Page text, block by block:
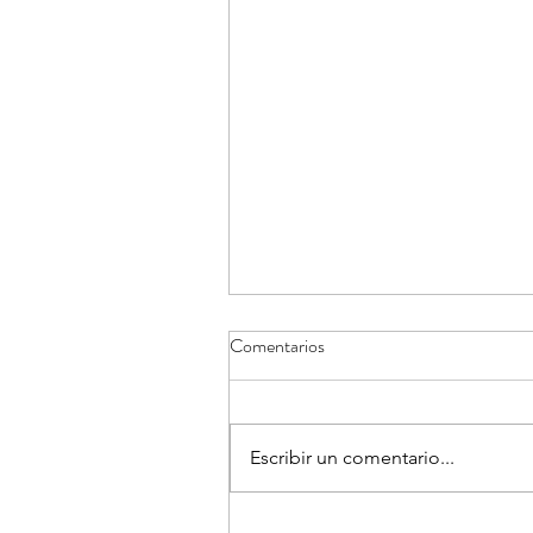
Comentarios
Escribir un comentario...